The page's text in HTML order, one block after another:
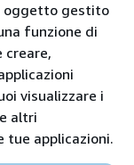
oggetto gestito
funzione di
creare,
visualizzare i
altri
tue applicazioni.